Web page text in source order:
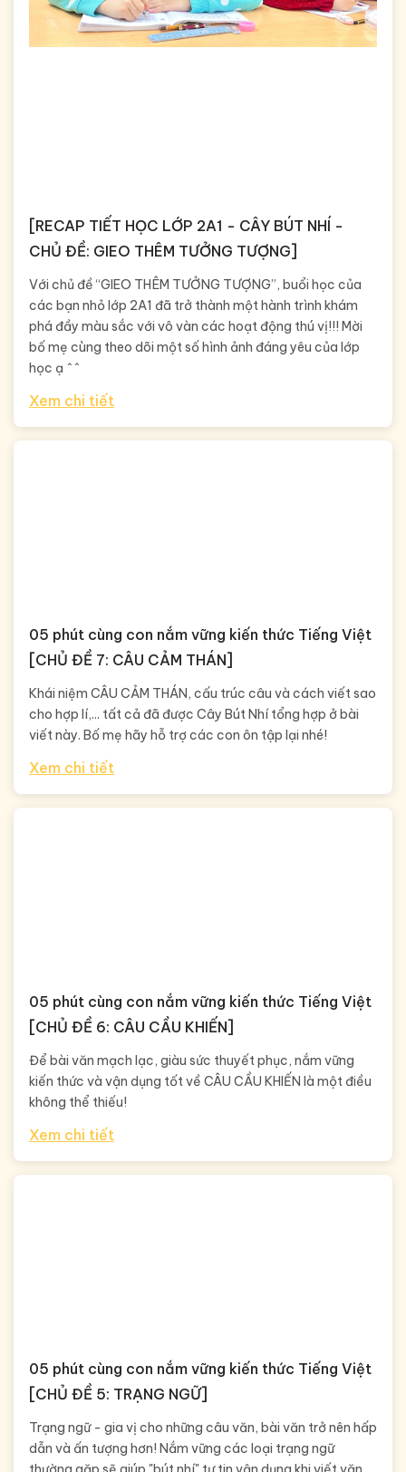
[RECAP TIẾT HỌC LỚP 2A1 - CÂY BÚT NHÍ -
CHỦ ĐỀ: GIEO THÊM TƯỞNG TƯỢNG]
Với chủ đề “GIEO THÊM TƯỞNG TƯỢNG”, buổi học của
các bạn nhỏ lớp 2A1 đã trở thành một hành trình khám
phá đầy màu sắc với vô vàn các hoạt động thú vị!!! Mời
bố mẹ cùng theo dõi một số hình ảnh đáng yêu của lớp
học ạ ^^
Xem chi tiết
05 phút cùng con nắm vững kiến thức Tiếng Việt
[CHỦ ĐỀ 7: CÂU CẢM THÁN]
Khái niệm CÂU CẢM THÁN, cấu trúc câu và cách viết sao
cho hợp lí,... tất cả đã được Cây Bút Nhí tổng hợp ở bài
viết này. Bố mẹ hãy hỗ trợ các con ôn tập lại nhé!
Xem chi tiết
05 phút cùng con nắm vững kiến thức Tiếng Việt
[CHỦ ĐỀ 6: CÂU CẦU KHIẾN]
Để bài văn mạch lạc, giàu sức thuyết phục, nắm vững
kiến thức và vận dụng tốt về CÂU CẦU KHIẾN là một điều
không thể thiếu!
Xem chi tiết
05 phút cùng con nắm vững kiến thức Tiếng Việt
[CHỦ ĐỀ 5: TRẠNG NGỮ]
Trạng ngữ - gia vị cho những câu văn, bài văn trở nên hấp
dẫn và ấn tượng hơn! Nắm vững các loại trạng ngữ